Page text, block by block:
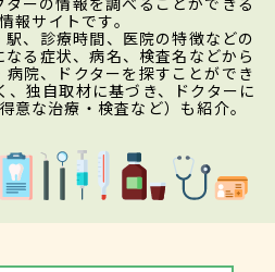
報サイトです。
、診療時間、医院の特徴などの
る症状、病名、検査名などから
院、ドクターを探すことができ
、独自取材に基づき、ドクターに
意な治療・検査など）も紹介。